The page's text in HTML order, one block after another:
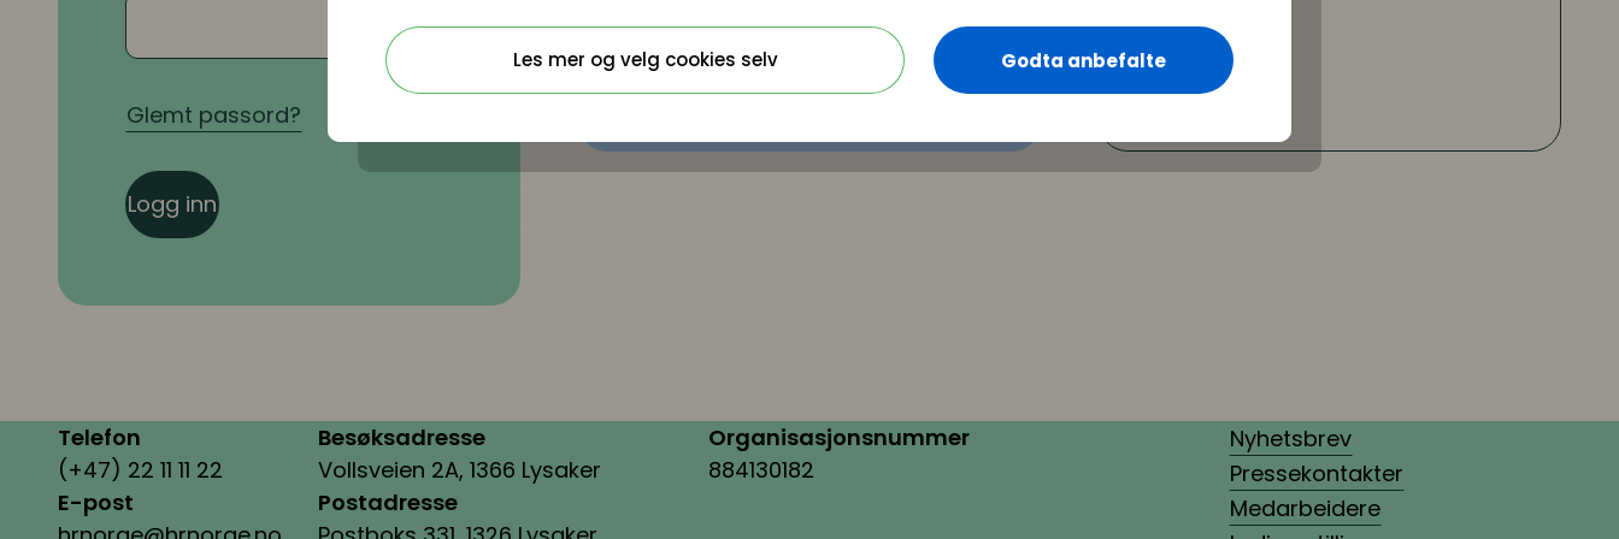
Les mer og velg cookies selv Godta anbefalte
Glemt passord?
Logg inn
Registrer deg - Få tilgang Bli medlem
Telefon
(+47) 22 11 11 22
E-post
Besøksadresse
Vollsveien 2A, 1366 Lysaker
Postadresse
Organisasjonsnummer
884130182
Nyhetsbrev
Pressekontakter
Medarbeidere